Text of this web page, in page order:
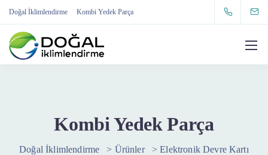
Doğal İklimlendirme Kombi Yedek Parça
Kombi Yedek Parça
Doğal İklimlendirme > Ürünler >Elektronik Devre Kartı